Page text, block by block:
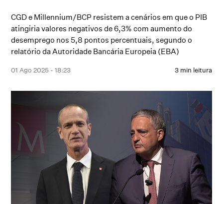
CGD e Millennium/BCP resistem a cenários em que o PIB
atingiria valores negativos de 6,3% com aumento do
desemprego nos 5,8 pontos percentuais, segundo o
relatório da Autoridade Bancária Europeia (EBA)
01 Ago 2025 - 18:23 3 min leitura